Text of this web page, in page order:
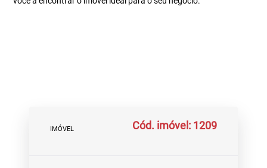
IMÓVEL Cód. imóvel: 1209